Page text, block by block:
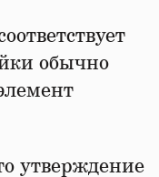
обычно
утверждение